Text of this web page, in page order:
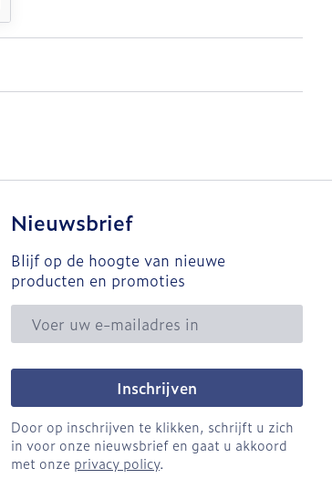
Nieuwsbrief
Blijf op de hoogte van nieuwe
producten en promoties
E-mail adres
Inschrijven
Door op inschrijven te klikken, schrijft u zich
in voor onze nieuwsbrief en gaat u akkoord
met onze privacy policy.